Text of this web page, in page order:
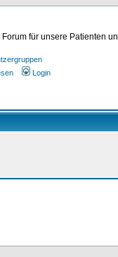
für unsere Patienten
Login